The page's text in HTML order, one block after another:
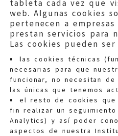
tableta cada vez que
web. Algunas cookies
pertenecen a
prestan servicios para
Las cookies pueden
las cookies técnicas
necesarias para que
funcionar, no necesitan
las únicas que tenemos
el resto de cookies que
fin realizar un
Analytics) y así poder
aspectos de nuestra
Quejas: